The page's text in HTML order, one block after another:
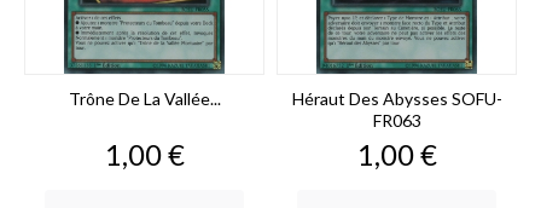
Trône De La Vallée...
Prix
1,00 €
Héraut Des Abysses SOFU-
FR063
Prix
1,00 €